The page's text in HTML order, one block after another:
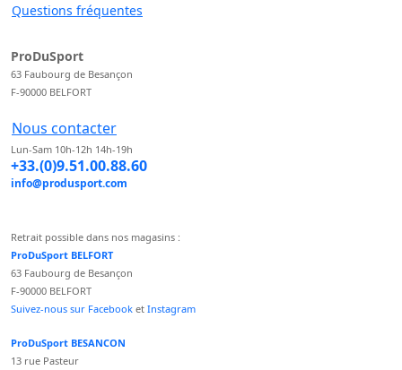
Questions fréquentes
ProDuSport
63 Faubourg de Besançon
F-90000 BELFORT
Nous contacter
Lun-Sam 10h-12h 14h-19h
+33.(0)9.51.00.88.60
info@produsport.com
Retrait possible dans nos magasins :
ProDuSport BELFORT
63 Faubourg de Besançon
F-90000 BELFORT
Suivez-nous sur Facebook et Instagram
ProDuSport BESANCON
13 rue Pasteur